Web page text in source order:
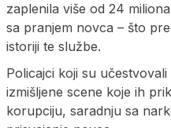
zaplenila više od 24
sa pranjem novca – što
istoriji te službe.
Policajci koji su
izmišljene scene koje ih
korupciju, saradnju sa